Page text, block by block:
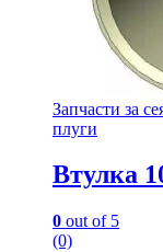
Запчасти за
плуги
Втулка
0 out of 5
(0)